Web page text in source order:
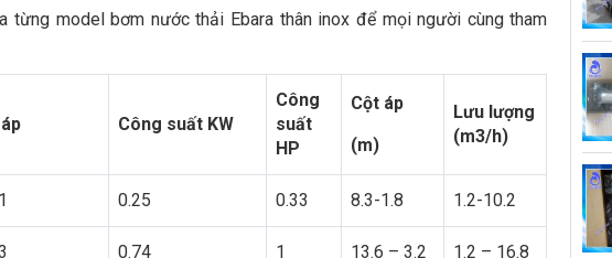
model bơm nước thải Ebara thân inox để mọi người cùng tham
Công suất KW
Công
suất
HP
Cột áp
(m)
Lưu lượng
(m3/h)
0.25 0.33 8.3-1.8 1.2-10.2
0.74 1 13.6 – 3.2 1.2 – 16.8